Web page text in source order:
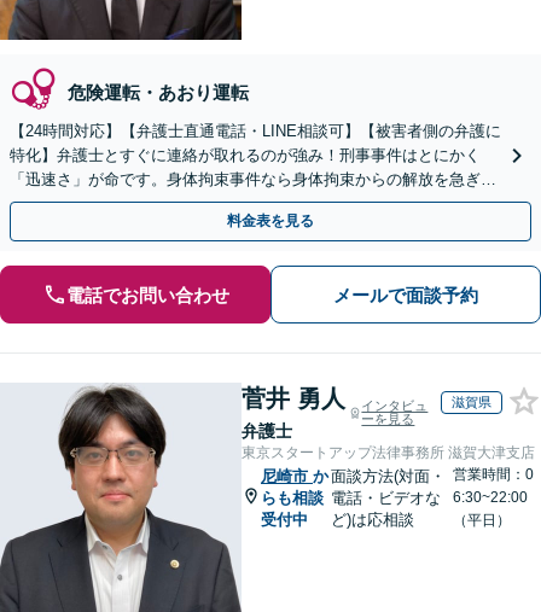
危険運転・あおり運転
【24時間対応】【弁護士直通電話・LINE相談可】【被害者側の弁護に
特化】弁護士とすぐに連絡が取れるのが強み！刑事事件はとにかく
「迅速さ」が命です。身体拘束事件なら身体拘束からの解放を急ぎま
す。示談交渉はお任せください。
料金表を見る
電話でお問い合わせ メールで面談予約
菅井 勇人
弁護士
インタビュ
ーを見る
滋賀県
東京スタートアップ法律事務所 滋賀大津支店
尼崎市 か
らも相談
受付中
面談方法(対面・
電話・ビデオな
ど)は応相談
営業時間：0
6:30~22:00
（平日）